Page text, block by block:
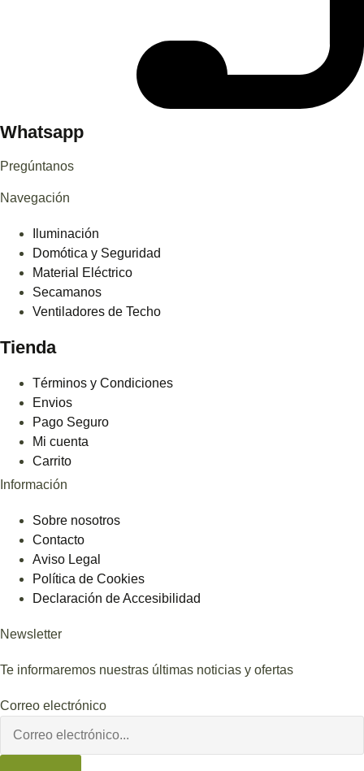
Whatsapp
Pregúntanos
Navegación
Iluminación
Domótica y Seguridad
Material Eléctrico
Secamanos
Ventiladores de Techo
Tienda
Términos y Condiciones
Envios
Pago Seguro
Mi cuenta
Carrito
Información
Sobre nosotros
Contacto
Aviso Legal
Política de Cookies
Declaración de Accesibilidad
Newsletter
Te informaremos nuestras últimas noticias y ofertas
Correo electrónico